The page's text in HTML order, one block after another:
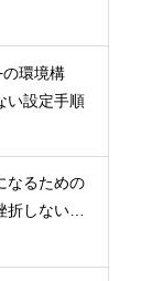
環境構
い設定手順
なるための
折しない学